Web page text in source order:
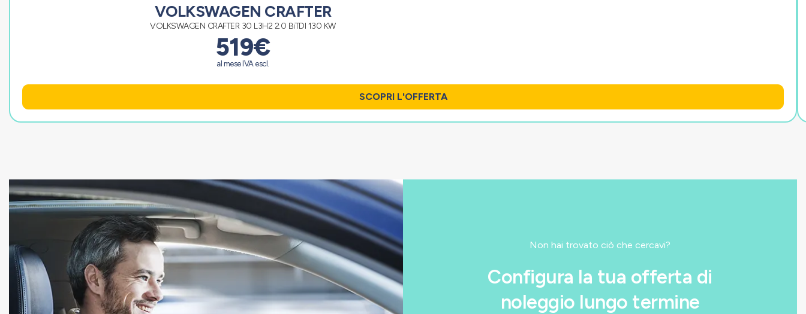
VOLKSWAGEN CRAFTER
VOLKSWAGEN CRAFTER 30 L3H2 2.0 BiTDI 130 KW
519€
al mese IVA escl.
SCOPRI L'OFFERTA
Non hai trovato ciò che cercavi?
Configura la tua offerta di
noleggio lungo termine